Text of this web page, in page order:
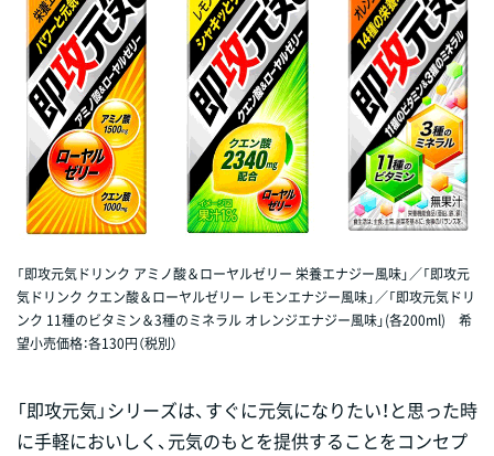
「即攻元気ドリンク アミノ酸＆ローヤルゼリー 栄養エナジー風味」／「即攻元
気ドリンク クエン酸＆ローヤルゼリー レモンエナジー風味」／「即攻元気ドリ
ンク 11種のビタミン＆3種のミネラル オレンジエナジー風味」(各200ml) 希
望小売価格：各130円（税別）
「即攻元気」シリーズは、すぐに元気になりたい！と思った時
に手軽においしく、元気のもとを提供することをコンセプ